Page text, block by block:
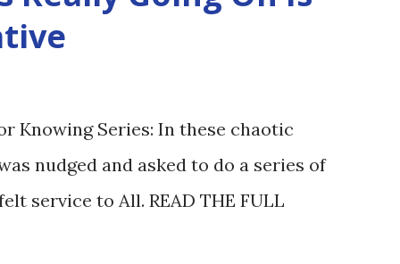
Knowing Series: In these chaotic
nudged and asked to do a series of
service to All. READ THE FULL